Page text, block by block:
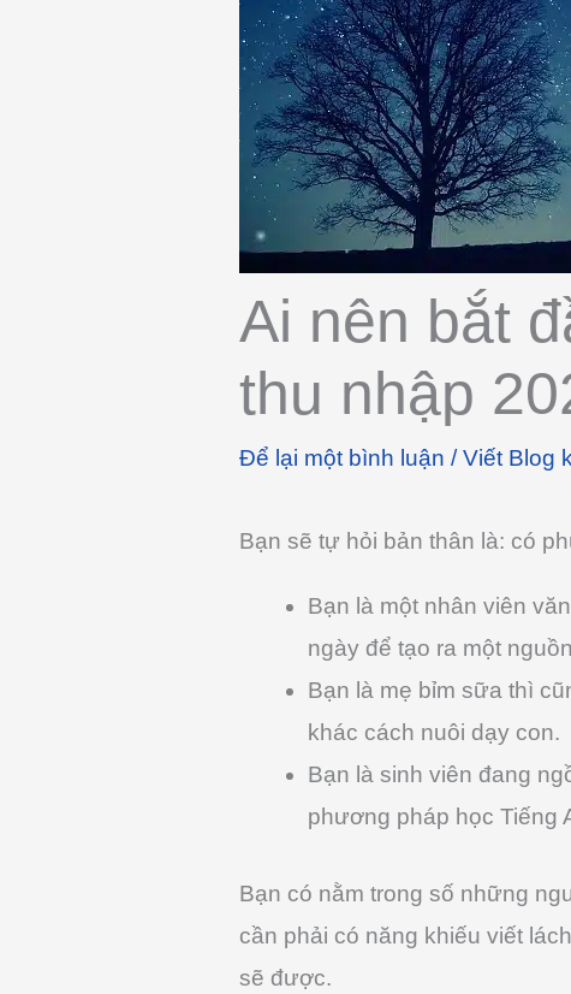
Ai nên bắt
thu nhập
Để lại một bình luận /Viết Blog
Bạn sẽ tự hỏi bản thân là: có
Bạn là một nhân viên
ngày để tạo ra một
Bạn là mẹ bỉm sữa thì
khác cách nuôi dạy con.
Bạn là sinh viên đang
phương pháp học Tiếng
Bạn có nằm trong số những
cần phải có năng khiếu viết
sẽ được.